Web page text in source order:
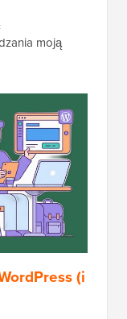
moją
(i